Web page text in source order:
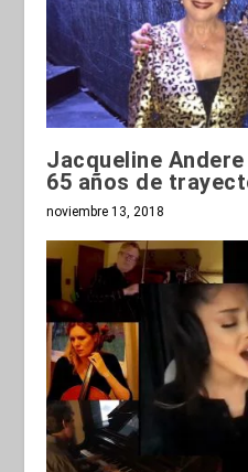
Jacqueline
65 años de
noviembre 13, 2018